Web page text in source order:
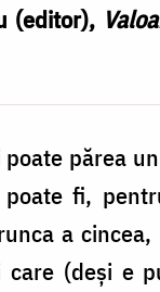
(editor),
părea
fi,
a
care (deși